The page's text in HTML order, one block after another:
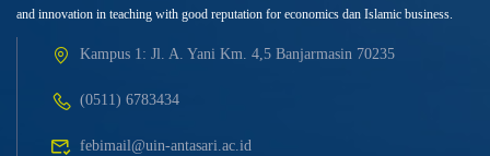
and innovation in teaching with good reputation for economics dan Islamic business.
Kampus 1: Jl. A. Yani Km. 4,5 Banjarmasin 70235
(0511) 6783434
febimail@uin-antasari.ac.id